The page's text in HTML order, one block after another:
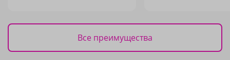
Все преимущества